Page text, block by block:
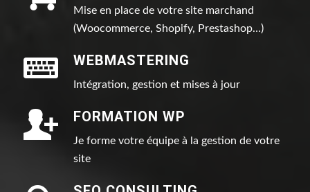
Mise en place de votre site marchand
(Woocommerce, Shopify, Prestashop…)
WEBMASTERING
Intégration, gestion et mises à jour
FORMATION WP
Je forme votre équipe à la gestion de votre
site